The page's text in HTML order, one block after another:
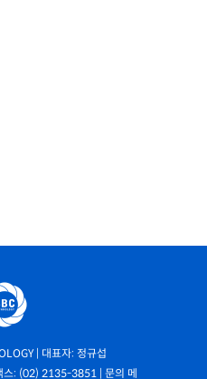
| 대표자: 정규섭
: (02) 2135-3851 | 문의 메